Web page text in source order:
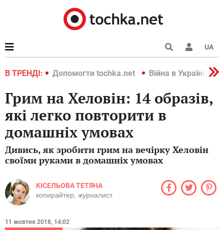
UA
В ТРЕНДІ:
2022 Допомогти tochka.net Війна в Україні 2022
Грим на Хеловін: 14 образів,
які легко повторити в
домашніх умовах
Дивись, як зробити грим на вечірку Хеловін
своїми руками в домашніх умовах
КІСЕЛЬОВА ТЕТЯНА
копирайтер, журналист
11 жовтня 2018, 14:02